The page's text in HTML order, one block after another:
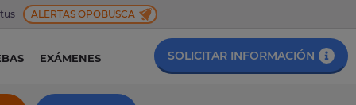
ALERTAS OPOBUSCA
EXÁMENES SOLICITAR INFORMACIÓN